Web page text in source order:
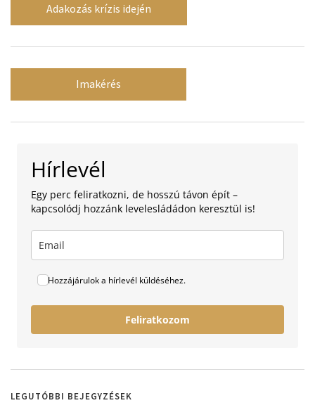
Adakozás krízis idején
Imakérés
Hírlevél
Egy perc feliratkozni, de hosszú távon épít –
kapcsolódj hozzánk levelesládádon keresztül is!
Hozzájárulok a hírlevél küldéséhez.
Feliratkozom
LEGUTÓBBI BEJEGYZÉSEK